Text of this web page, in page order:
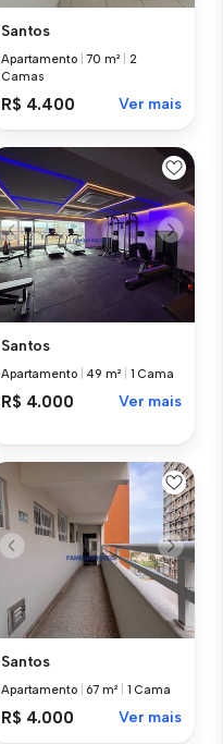
Santos
Apartamento |70 m²
2
Camas
R$ 4.400 Ver mais
Santos
Apartamento 49 m² 1 Cama
R$ 4.000 Ver mais
Santos
Apartamento 67 m² 1 Cama
R$ 4.000 Ver mais